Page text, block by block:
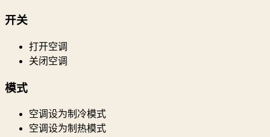
开关
打开空调
关闭空调
模式
空调设为制冷模式
空调设为制热模式